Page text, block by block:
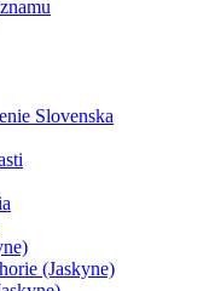
Slovenska
(Jaskyne)